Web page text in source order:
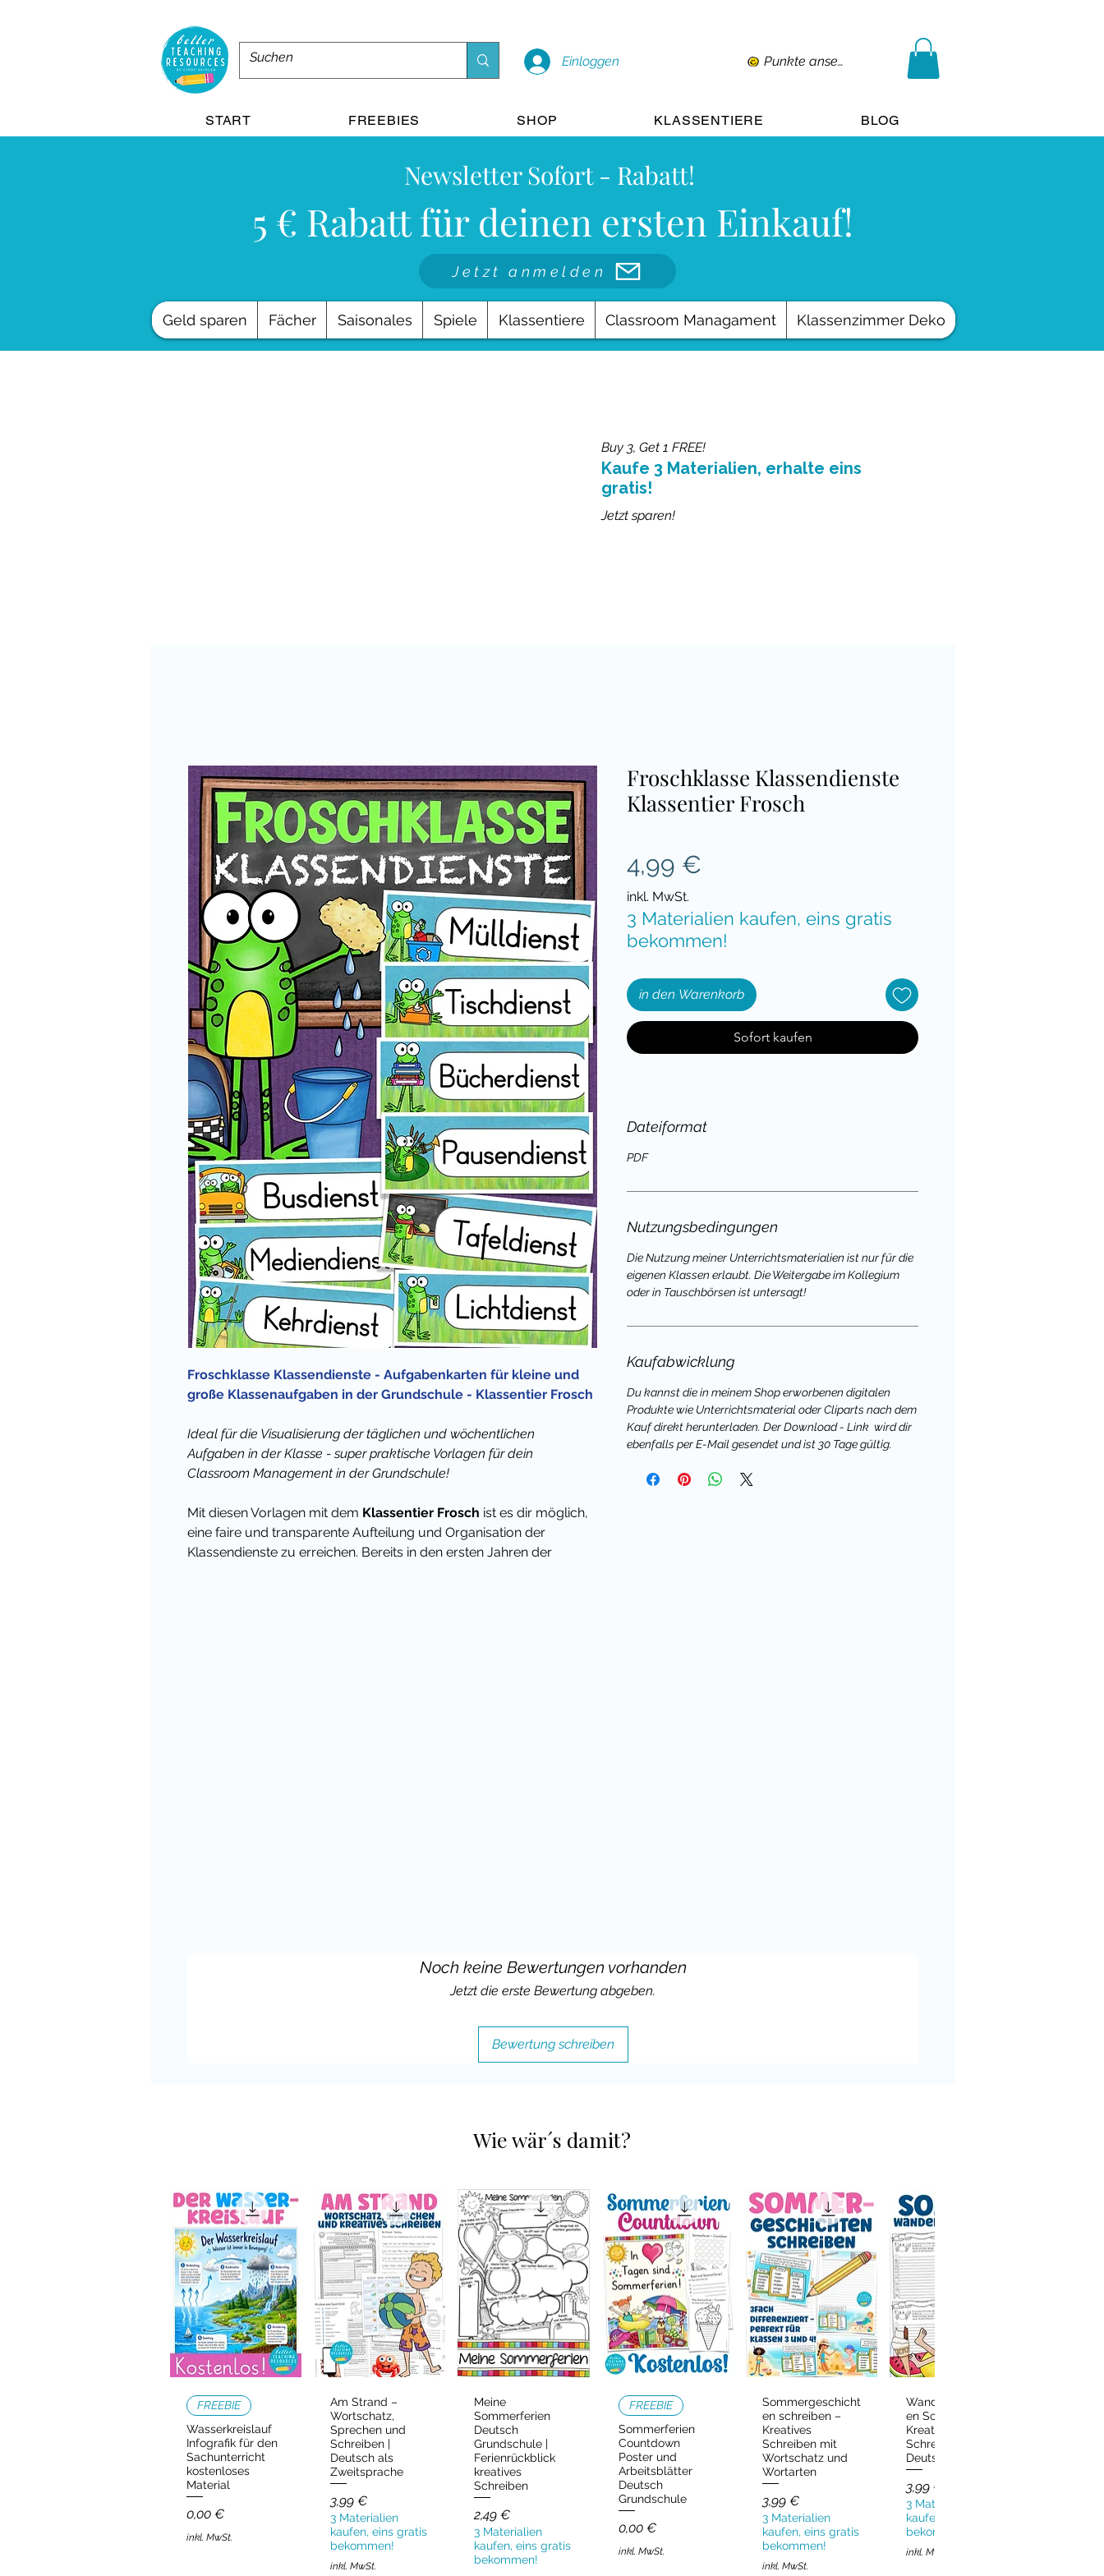
Einloggen Punkte ansehen
START FREEBIES SHOP KLASSENTIERE BLOG
Newsletter Sofort - Rabatt!
5 € Rabatt für deinen ersten Einkauf!
Jetzt anmelden
Geld sparen Fächer Saisonales Spiele Klassentiere Classroom Managament Klassenzimmer Deko
Jetzt sparen!
Kaufe 3 Materialien, erhalte eins
gratis!
Buy 3, Get 1 FREE!
Froschklasse Klassendienste - Aufgabenkarten für kleine und
große Klassenaufgaben in der Grundschule - Klassentier Frosch
Ideal für die Visualisierung der täglichen und wöchentlichen
Aufgaben in der Klasse - super praktische Vorlagen für dein
Classroom Management in der Grundschule!
Mit diesen Vorlagen mit dem Klassentier Frosch ist es dir möglich,
eine faire und transparente Aufteilung und Organisation der
Klassendienste zu erreichen. Bereits in den ersten Jahren der
Bewertung für meine Klassenmaskottchen Materialien hinterlassen
würdest. Vielleicht magst Du ja auch meine Unterrichtsideen im
Froschklasse Klassendienste
Klassentier Frosch
4,99 €
inkl. MwSt.
3 Materialien kaufen, eins gratis
bekommen!
in den Warenkorb
Sofort kaufen
Dateiformat
PDF
Nutzungsbedingungen
Die Nutzung meiner Unterrichtsmaterialien ist nur für die
eigenen Klassen erlaubt. Die Weitergabe im Kollegium
oder in Tauschbörsen ist untersagt!
Kaufabwicklung
Du kannst die in meinem Shop erworbenen digitalen
Produkte wie Unterrichtsmaterial oder Cliparts nach dem
Kauf direkt herunterladen. Der Download - Link wird dir
ebenfalls per E-Mail gesendet und ist 30 Tage gültig.
Noch keine Bewertungen vorhanden
Jetzt die erste Bewertung abgeben.
Bewertung schreiben
Wie wär´s damit?
Schnellansicht
FREEBIE
Wasserkreislauf
Infografik für den
Sachunterricht
kostenloses
Material
Preis
0,00 €
inkl. MwSt.
Schnellansicht
Am Strand –
Wortschatz,
Sprechen und
Schreiben |
Deutsch als
Zweitsprache
Preis
3,99 €
3 Materialien
kaufen, eins gratis
bekommen!
inkl. MwSt.
Schnellansicht
Meine
Sommerferien
Deutsch
Grundschule |
Ferienrückblick
kreatives
Schreiben
Preis
2,49 €
3 Materialien
kaufen, eins gratis
bekommen!
Schnellansicht
FREEBIE
Sommerferien
Countdown
Poster und
Arbeitsblätter
Deutsch
Grundschule
Preis
0,00 €
inkl. MwSt.
Schnellansicht
Sommergeschicht
en schreiben –
Kreatives
Schreiben mit
Wortschatz und
Wortarten
Preis
3,99 €
3 Materialien
kaufen, eins gratis
bekommen!
inkl. MwSt.
Schnellansicht
Wandergeschicht
en Sommer –
Kreatives
Schreiben
Deutsch & DaZ
Preis
3,99 €
3 Materialien
kaufen, eins gratis
bekommen!
inkl. MwSt.